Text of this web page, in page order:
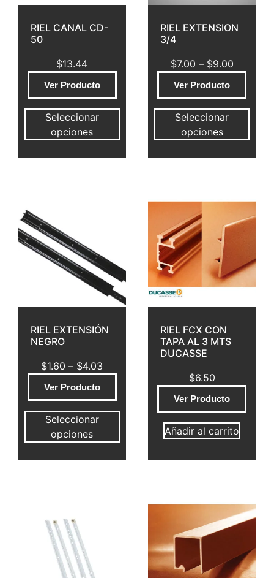
RIEL CANAL CD-
50
$13.44
Ver Producto
Seleccionar
opciones
RIEL EXTENSION
3/4
$7.00 – $9.00
Ver Producto
Seleccionar
opciones
RIEL EXTENSIÓN
NEGRO
$1.60 – $4.03
Ver Producto
Seleccionar
opciones
RIEL FCX CON
TAPA AL 3 MTS
DUCASSE
$6.50
Ver Producto
Añadir al carrito